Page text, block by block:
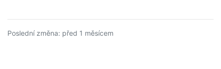
Poslední změna: před 1 měsícem